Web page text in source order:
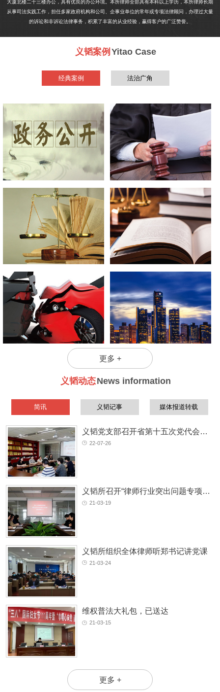
大厦北楼二十三楼办公，具有优良的办公环境。本所律师全部具有本科以上学历，本所律师长期
从事司法实践工作，担任多家政府机构和公司、企事业单位的常年或专项法律顾问，办理过大量
的诉讼和非诉讼法律事务，积累了丰富的从业经验，赢得客户的广泛赞誉。
义韬案例 Yitao Case
经典案例 法治广角
更多 +
义韬动态News information
简讯 义韬记事 媒体报道转载
义韬党支部召开省第十五次党代会精神专题学习会
22-07-26
义韬所召开“律师行业突出问题专项治理动员部署大会”
21-03-19
义韬所组织全体律师听郑书记讲党课
21-03-24
维权普法大礼包，已送达
21-03-15
更多 +